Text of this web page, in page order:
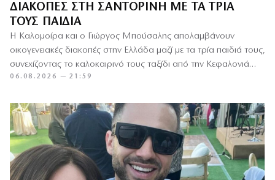
ΔΙΑΚΟΠΈΣ ΣΤΗ ΣΑΝΤΟΡΊΝΗ ΜΕ ΤΑ ΤΡΊΑ
ΤΟΥΣ ΠΑΙΔΙΆ
Η Καλομοίρα και ο Γιώργος Μπούσαλης απολαμβάνουν
οικογενειακές διακοπές στην Ελλάδα μαζί με τα τρία παιδιά τους,
συνεχίζοντας το καλοκαιρινό τους ταξίδι από την Κεφαλονιά
στη…
06.08.2026 — 21:59